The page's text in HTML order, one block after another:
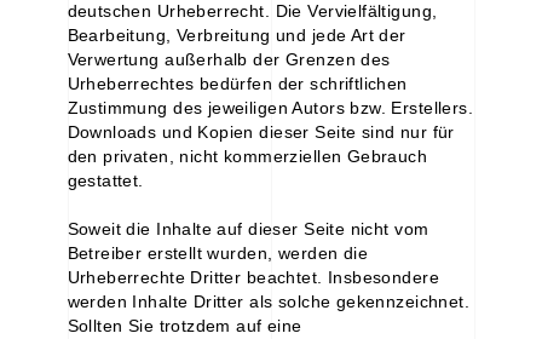
deutschen Urheberrecht. Die Vervielfältigung,
Bearbeitung, Verbreitung und jede Art der
Verwertung außerhalb der Grenzen des
Urheberrechtes bedürfen der schriftlichen
Zustimmung des jeweiligen Autors bzw. Erstellers.
Downloads und Kopien dieser Seite sind nur für
den privaten, nicht kommerziellen Gebrauch
gestattet.
Soweit die Inhalte auf dieser Seite nicht vom
Betreiber erstellt wurden, werden die
Urheberrechte Dritter beachtet. Insbesondere
werden Inhalte Dritter als solche gekennzeichnet.
Sollten Sie trotzdem auf eine